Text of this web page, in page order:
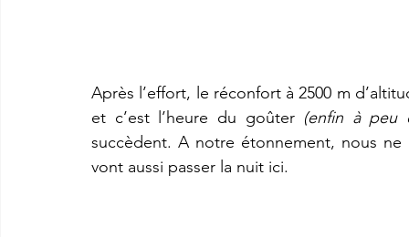
Après l’effort, le réconfort à 2500 m
et c’est l’heure du goûter (enfin à peu
succèdent. A notre étonnement, nous ne
vont aussi passer la nuit ici.